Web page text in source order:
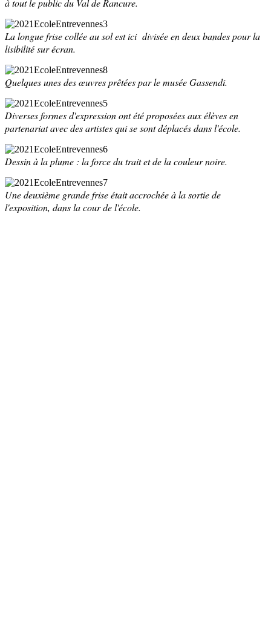
à tout le public du Val de Rancure.
La longue frise collée au sol est ici divisée en deux bandes pour la
lisibilité sur écran.
Quelques unes des œuvres prêtées par le musée Gassendi.
Diverses formes d'expression ont été proposées aux élèves en
partenariat avec des artistes qui se sont déplacés dans l'école.
Dessin à la plume : la force du trait et de la couleur noire.
Une deuxième grande frise était accrochée à la sortie de
l'exposition, dans la cour de l'école.